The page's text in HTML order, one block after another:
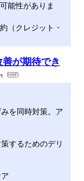
能性がありま
（クレジット・
が期待でき
を同時対策。ア
するためのデリ